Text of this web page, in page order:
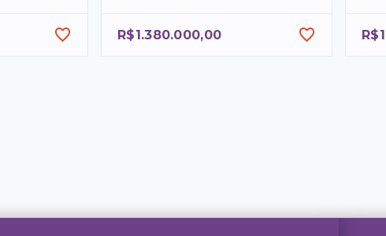
R$1.380.000,00